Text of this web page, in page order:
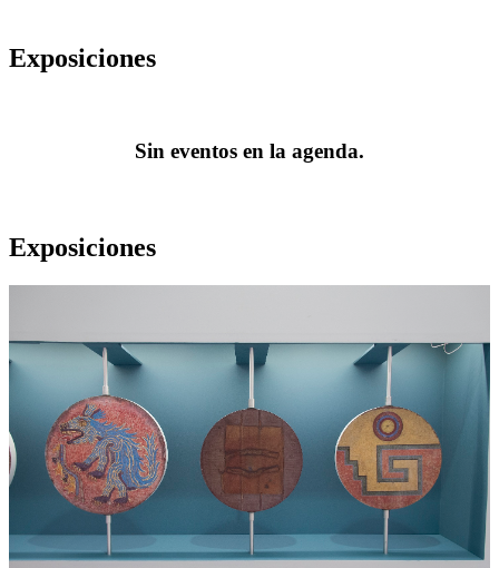
Exposiciones
Sin eventos en la agenda.
Exposiciones